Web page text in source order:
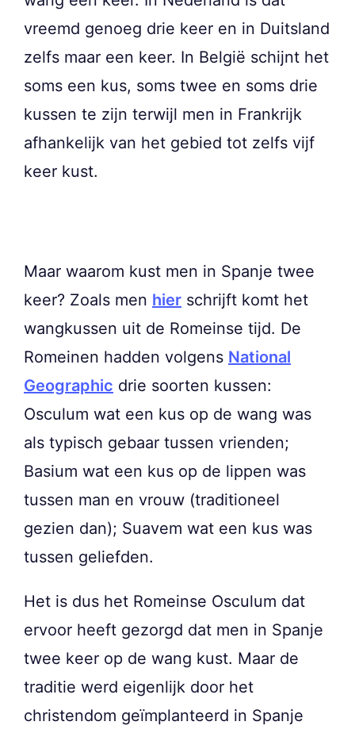
vreemd genoeg drie keer en in Duitsland
zelfs maar een keer. In België schijnt het
soms een kus, soms twee en soms drie
kussen te zijn terwijl men in Frankrijk
afhankelijk van het gebied tot zelfs vijf
keer kust.
Maar waarom kust men in Spanje twee
keer? Zoals men hier schrijft komt het
wangkussen uit de Romeinse tijd. De
Romeinen hadden volgens National
Geographic drie soorten kussen:
Osculum wat een kus op de wang was
als typisch gebaar tussen vrienden;
Basium wat een kus op de lippen was
tussen man en vrouw (traditioneel
gezien dan); Suavem wat een kus was
tussen geliefden.
Het is dus het Romeinse Osculum dat
ervoor heeft gezorgd dat men in Spanje
twee keer op de wang kust. Maar de
traditie werd eigenlijk door het
christendom geïmplanteerd in Spanje